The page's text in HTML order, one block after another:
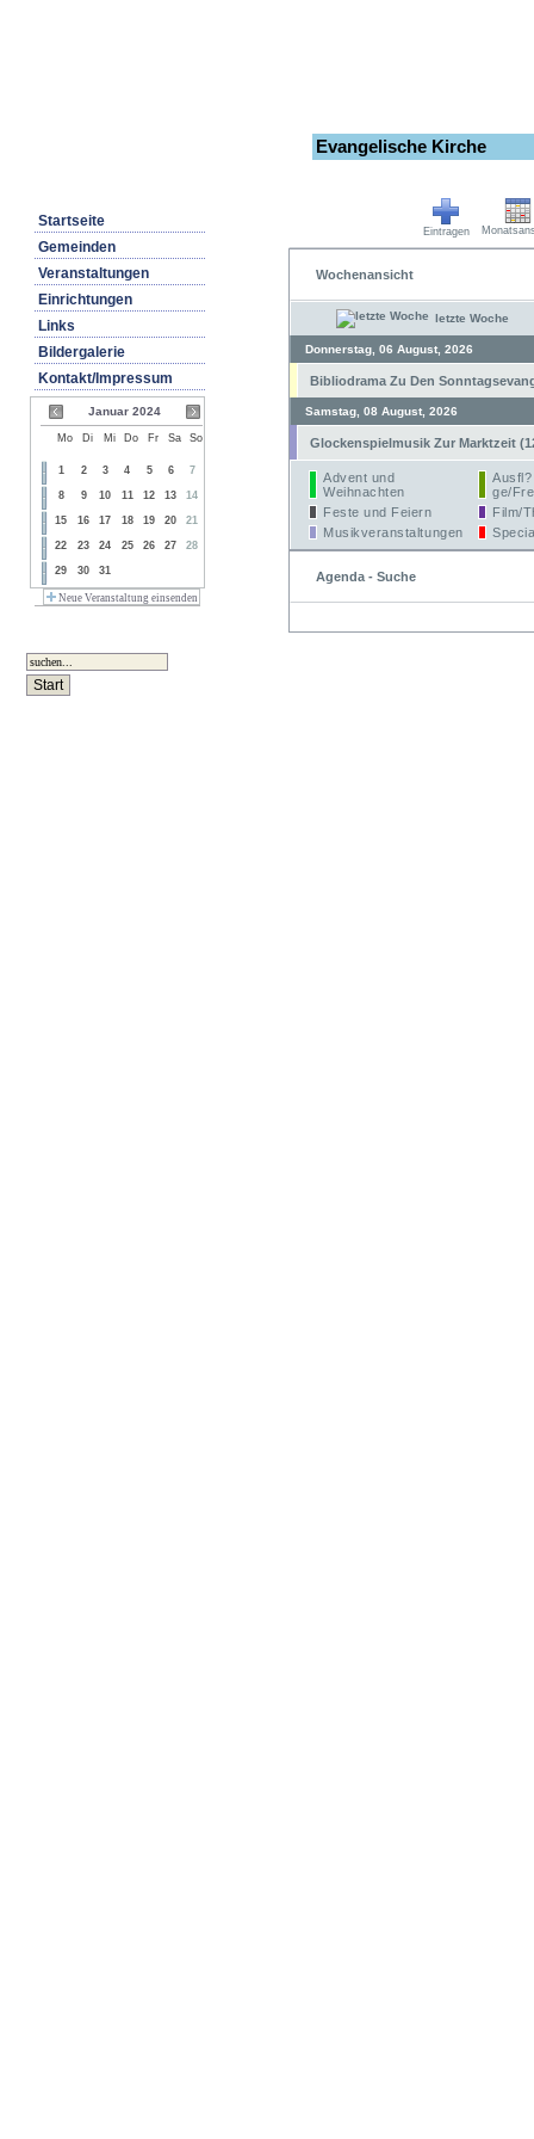
Evangelische Kirche
Startseite
Gemeinden
Veranstaltungen
Einrichtungen
Links
Bildergalerie
Kontakt/Impressum
Januar 2024
Mo Di Mi Do Fr Sa So
1 2 3 4 5 6 7
8 9 10 11 12 13 14
15 16 17 18 19 20 21
22 23 24 25 26 27 28
29 30 31
Neue Veranstaltung einsenden
Eintragen
Wochenansicht
letzte Woche
Donnerstag, 06 August, 2026
Bibliodrama Zu Den
Samstag, 08 August, 2026
Glockenspielmusik Zur Marktzeit
Advent und
Weihnachten
Ausfl?
ge/
Feste und Feiern
Film/
Musikveranstaltungen
Agenda - Suche